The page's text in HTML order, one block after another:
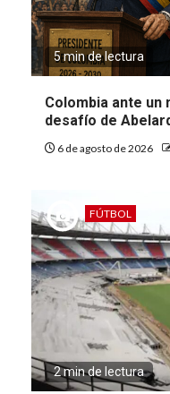
5 min de lectura
Colombia ante un
desafío de
6 de agosto de 2026
FÚTBOL
2 min de lectura